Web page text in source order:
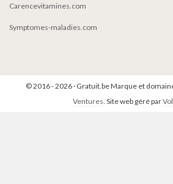
Carencevitamines.com
Symptomes-maladies.com
© 2016 - 2026 · Gratuit.be Marque et
Ventures . Site web géré par